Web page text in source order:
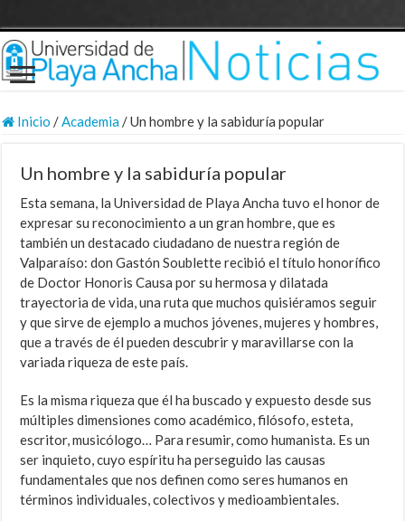
Inicio /Academia/Un hombre y la sabiduría popular
Un hombre y la sabiduría popular
Esta semana, la Universidad de Playa Ancha tuvo el honor de
expresar su reconocimiento a un gran hombre, que es
también un destacado ciudadano de nuestra región de
Valparaíso: don Gastón Soublette recibió el título honorífico
de Doctor Honoris Causa por su hermosa y dilatada
trayectoria de vida, una ruta que muchos quisiéramos seguir
y que sirve de ejemplo a muchos jóvenes, mujeres y hombres,
que a través de él pueden descubrir y maravillarse con la
variada riqueza de este país.
Es la misma riqueza que él ha buscado y expuesto desde sus
múltiples dimensiones como académico, filósofo, esteta,
escritor, musicólogo… Para resumir, como humanista. Es un
ser inquieto, cuyo espíritu ha perseguido las causas
fundamentales que nos definen como seres humanos en
términos individuales, colectivos y medioambientales.